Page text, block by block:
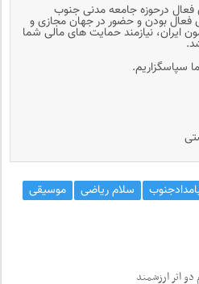
فعال درحوزه جامعه مدنی جنوب
فعال بودن و حضور در جهان مجازی و
ایران، نیازمند حمایت های مالی شما
سپاسگزاریم.
سلام ریاضی موسیقی
اثر ارزشمند